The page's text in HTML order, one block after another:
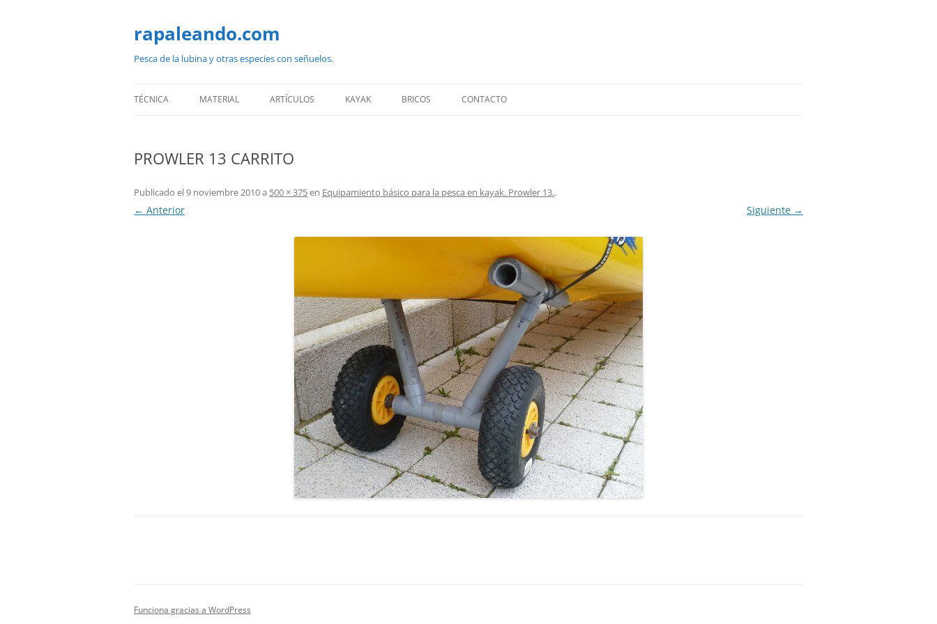
contenido
rapaleando.com
Pesca de la lubina y otras especies con señuelos.
TÉCNICA MATERIAL ARTÍCULOS KAYAK BRICOS CONTACTO
PROWLER 13 CARRITO
Publicado el9 noviembre 2010a 500 × 375en Equipamiento básico para la pesca en kayak. Prowler 13..
← Anterior Siguiente →
Funciona gracias a WordPress